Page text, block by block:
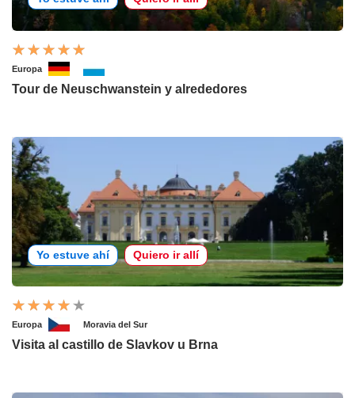
Europa
Tour de Neuschwanstein y alrededores
Yo estuve ahí Quiero ir allí
Europa Moravia del Sur
Visita al castillo de Slavkov u Brna